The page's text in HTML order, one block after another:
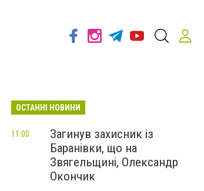
ОСТАННІ НОВИНИ
Загинув захисник із
Баранівки, що на
Звягельщині, Олександр
Окончик
11:00